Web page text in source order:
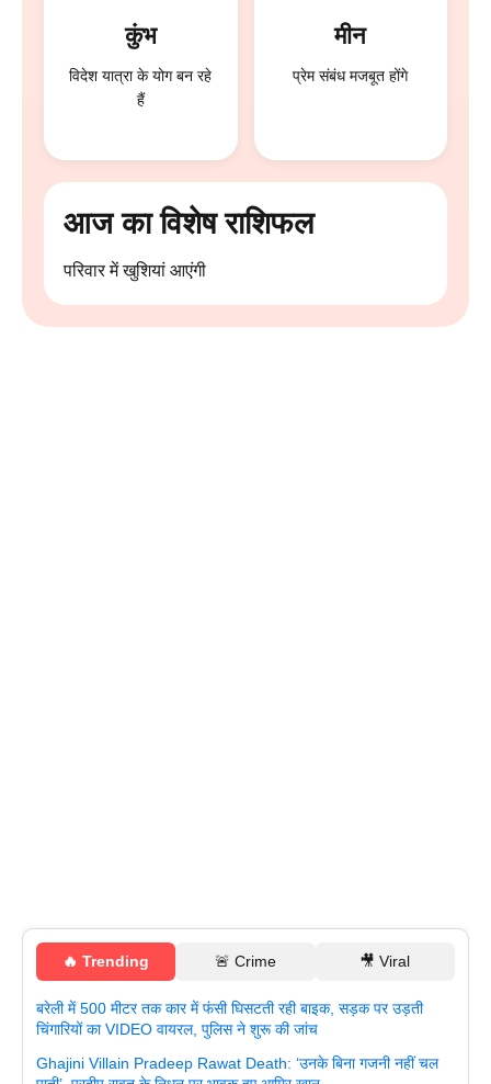
कुंभ
विदेश यात्रा के योग बन रहे
हैं
मीन
प्रेम संबंध मजबूत होंगे
आज का विशेष राशिफल
परिवार में खुशियां आएंगी
🔥 Trending 🚨 Crime 🎥 Viral
बरेली में 500 मीटर तक कार में फंसी घिसटती रही बाइक, सड़क पर उड़ती
चिंगारियों का VIDEO वायरल, पुलिस ने शुरू की जांच
Ghajini Villain Pradeep Rawat Death: ‘उनके बिना गजनी नहीं चल